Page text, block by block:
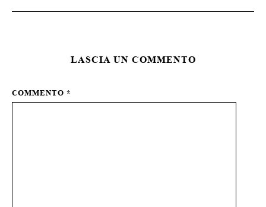
LASCIA UN COMMENTO
COMMENTO *